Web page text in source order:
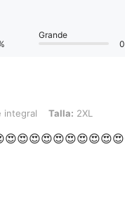
Grande
2XL
integral Talla: 2XL